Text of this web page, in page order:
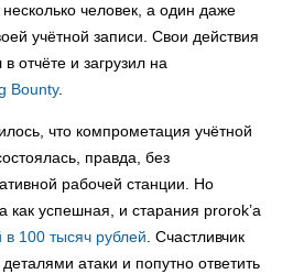
человек, а один даже
учётной записи. Свои действия
отчёте и загрузил на
Bounty.
что компрометация учётной
правда, без
рабочей станции. Но
как успешная, и старания prorok’а
в 100 тысяч рублей. Счастливчик
атаки и попутно ответить